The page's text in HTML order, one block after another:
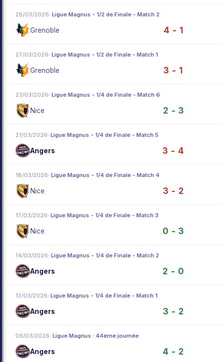
28/03/2026· Ligue Magnus - 1/2 de Finale - Match 2
Grenoble 4 - 1
27/03/2026· Ligue Magnus - 1/2 de Finale - Match 1
Grenoble 3 - 1
23/03/2026· Ligue Magnus - 1/4 de Finale - Match 6
Nice 2 - 3
21/03/2026· Ligue Magnus - 1/4 de Finale - Match 5
Angers 3 - 4
18/03/2026· Ligue Magnus - 1/4 de Finale - Match 4
Nice 3 - 2
17/03/2026· Ligue Magnus - 1/4 de Finale - Match 3
Nice 0 - 3
14/03/2026· Ligue Magnus - 1/4 de Finale - Match 2
Angers 2 - 0
13/03/2026· Ligue Magnus - 1/4 de Finale - Match 1
Angers 3 - 2
06/03/2026· Ligue Magnus : 44ème journée
Angers 4 - 2